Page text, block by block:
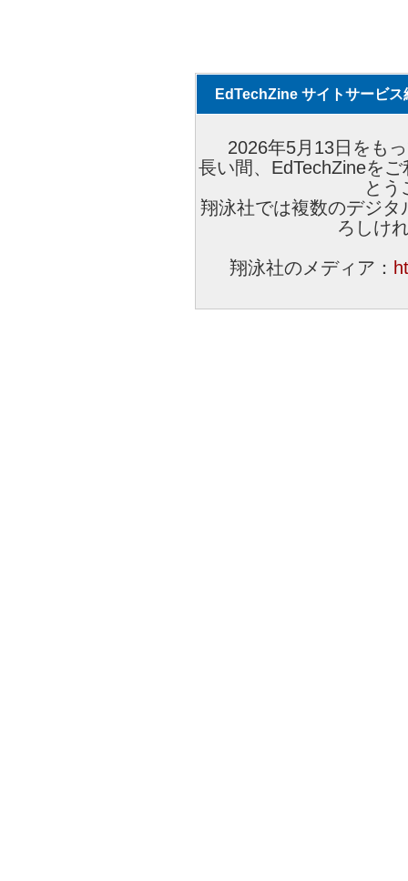
EdTechZine サイトサービス
2026年5月13日をも
長い間、EdTechZineを
とう
翔泳社では複数のデジ
ろしけ
翔泳社のメディア：